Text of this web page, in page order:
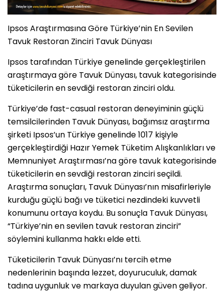
Ipsos Araştırmasına Göre Türkiye’nin En Sevilen
Tavuk Restoran Zinciri Tavuk Dünyası
Ipsos tarafından Türkiye genelinde gerçekleştirilen
araştırmaya göre Tavuk Dünyası, tavuk kategorisinde
tüketicilerin en sevdiği restoran zinciri oldu.
Türkiye’de fast-casual restoran deneyiminin güçlü
temsilcilerinden Tavuk Dünyası, bağımsız araştırma
şirketi Ipsos’un Türkiye genelinde 1017 kişiyle
gerçekleştirdiği Hazır Yemek Tüketim Alışkanlıkları ve
Memnuniyet Araştırması’na göre tavuk kategorisinde
tüketicilerin en sevdiği restoran zinciri seçildi.
Araştırma sonuçları, Tavuk Dünyası’nın misafirleriyle
kurduğu güçlü bağı ve tüketici nezdindeki kuvvetli
konumunu ortaya koydu. Bu sonuçla Tavuk Dünyası,
“Türkiye’nin en sevilen tavuk restoran zinciri”
söylemini kullanma hakkı elde etti.
Tüketicilerin Tavuk Dünyası’nı tercih etme
nedenlerinin başında lezzet, doyuruculuk, damak
tadına uygunluk ve markaya duyulan güven geliyor.